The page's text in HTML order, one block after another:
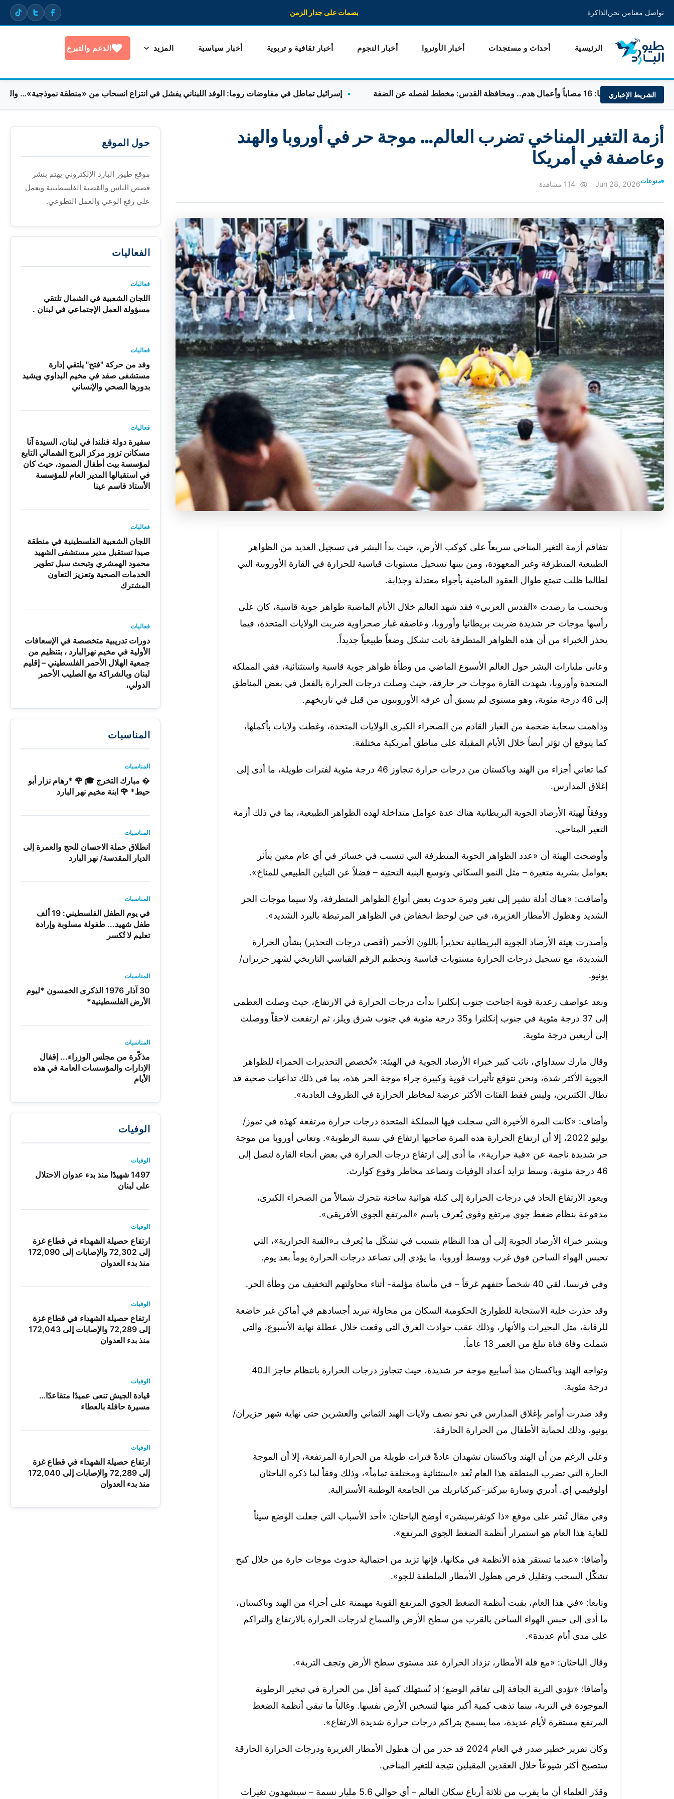
تواصل معنامن نحنالذاكرة بصمات على جدار الزمن
الرئيسية أحداث و مستجدات أخبار الأونروا أخبار النجوم أخبار ثقافية و تربوية أخبار سياسية المزيد الدعم والتبرع
الشريط الإخباري
ومحافظة القدس: مخطط لفصله عن الضفة إسرائيل تماطل في مفاوضات روما: الوفد اللبناني يفشل في انتزاع انسحاب من «منطقة نموذجية»… والجنوبيون
أزمة التغير المناخي تضرب العالم… موجة حر في أوروبا والهند
وعاصفة في أمريكا
منوعاتJun 28, 2026
تتفاقم أزمة التغير المناخي سريعاً على كوكب الأرض، حيث بدأ البشر في تسجيل العديد من الظواهر
الطبيعية المتطرفة وغير المعهودة، ومن بينها تسجيل مستويات قياسية للحرارة في القارة الأوروبية التي
لطالما ظلت تتمتع طوال العقود الماضية بأجواء معتدلة وجذابة.
وبحسب ما رصدت «القدس العربي» فقد شهد العالم خلال الأيام الماضية ظواهر جوية قاسية، كان على
رأسها موجات حر شديدة ضربت بريطانيا وأوروبا، وعاصفة غبار صحراوية ضربت الولايات المتحدة، فيما
يحذر الخبراء من أن هذه الظواهر المتطرفة باتت تشكل وضعاً طبيعياً جديداً.
وعانى مليارات البشر حول العالم الأسبوع الماضي من وطأة ظواهر جوية قاسية واستثنائية، ففي المملكة
المتحدة وأوروبا، شهدت القارة موجات حر حارقة، حيث وصلت درجات الحرارة بالفعل في بعض المناطق
إلى 46 درجة مئوية، وهو مستوى لم يسبق أن عرفه الأوروبيون من قبل في تاريخهم.
وداهمت سحابة ضخمة من الغبار القادم من الصحراء الكبرى الولايات المتحدة، وغطت ولايات بأكملها،
كما يتوقع أن تؤثر أيضاً خلال الأيام المقبلة على مناطق أمريكية مختلفة.
كما تعاني أجزاء من الهند وباكستان من درجات حرارة تتجاوز 46 درجة مئوية لفترات طويلة، ما أدى إلى
إغلاق المدارس.
ووفقاً لهيئة الأرصاد الجوية البريطانية هناك عدة عوامل متداخلة لهذه الظواهر الطبيعية، بما في ذلك أزمة
التغير المناخي.
وأوضحت الهيئة أن «عدد الظواهر الجوية المتطرفة التي تتسبب في خسائر في أي عام معين يتأثر
بعوامل بشرية متغيرة – مثل النمو السكاني وتوسع البنية التحتية – فضلاً عن التباين الطبيعي للمناخ».
وأضافت: «هناك أدلة تشير إلى تغير وتيرة حدوث بعض أنواع الظواهر المتطرفة، ولا سيما موجات الحر
الشديد وهطول الأمطار الغزيرة، في حين لوحظ انخفاض في الظواهر المرتبطة بالبرد الشديد».
وأصدرت هيئة الأرصاد الجوية البريطانية تحذيراً باللون الأحمر (أقصى درجات التحذير) بشأن الحرارة
الشديدة، مع تسجيل درجات الحرارة مستويات قياسية وتحطيم الرقم القياسي التاريخي لشهر حزيران/
يونيو.
وبعد عواصف رعدية قوية اجتاحت جنوب إنكلترا بدأت درجات الحرارة في الارتفاع، حيث وصلت العظمى
إلى 37 درجة مئوية في جنوب إنكلترا و35 درجة مئوية في جنوب شرق ويلز، ثم ارتفعت لاحقاً ووصلت
إلى أربعين درجة مئوية.
وقال مارك سيداواي، نائب كبير خبراء الأرصاد الجوية في الهيئة: «تُخصص التحذيرات الحمراء للظواهر
الجوية الأكثر شدة، ونحن نتوقع تأثيرات قوية وكبيرة جراء موجة الحر هذه، بما في ذلك تداعيات صحية قد
تطال الكثيرين، وليس فقط الفئات الأكثر عرضة لمخاطر الحرارة في الظروف العادية».
وأضاف: «كانت المرة الأخيرة التي سجلت فيها المملكة المتحدة درجات حرارة مرتفعة كهذه في تموز/
يوليو 2022، إلا أن ارتفاع الحرارة هذه المرة صاحبها ارتفاع في نسبة الرطوبة». وتعاني أوروبا من موجة
حر شديدة ناجمة عن «قبة حرارية»، ما أدى إلى ارتفاع درجات الحرارة في بعض أنحاء القارة لتصل إلى
46 درجة مئوية، وسط تزايد أعداد الوفيات وتصاعد مخاطر وقوع كوارث.
ويعود الارتفاع الحاد في درجات الحرارة إلى كتلة هوائية ساخنة تتحرك شمالاً من الصحراء الكبرى،
مدفوعة بنظام ضغط جوي مرتفع وقوي يُعرف باسم «المرتفع الجوي الأفريقي».
ويشير خبراء الأرصاد الجوية إلى أن هذا النظام يتسبب في تشكّل ما يُعرف بـ«القبة الحرارية»، التي
تحبس الهواء الساخن فوق غرب ووسط أوروبا، ما يؤدي إلى تصاعد درجات الحرارة يوماً بعد يوم.
وفي فرنسا، لقي 40 شخصاً حتفهم غرقاً – في مأساة مؤلمة- أثناء محاولتهم التخفيف من وطأة الحر.
وقد حذرت خلية الاستجابة للطوارئ الحكومية السكان من محاولة تبريد أجسادهم في أماكن غير خاضعة
للرقابة، مثل البحيرات والأنهار، وذلك عقب حوادث الغرق التي وقعت خلال عطلة نهاية الأسبوع، والتي
شملت وفاة فتاة تبلغ من العمر 13 عاماً.
وتواجه الهند وباكستان منذ أسابيع موجة حر شديدة، حيث تتجاوز درجات الحرارة بانتظام حاجز الـ40
درجة مئوية.
وقد صدرت أوامر بإغلاق المدارس في نحو نصف ولايات الهند الثماني والعشرين حتى نهاية شهر حزيران/
يونيو، وذلك لحماية الأطفال من الحرارة الحارقة.
وعلى الرغم من أن الهند وباكستان تشهدان عادةً فترات طويلة من الحرارة المرتفعة، إلا أن الموجة
الحارة التي تضرب المنطقة هذا العام تُعد «استثنائية ومختلفة تماماً»، وذلك وفقاً لما ذكره الباحثان
أولوفيمي إي. أديري وسارة بيركنز-كيركباتريك من الجامعة الوطنية الأسترالية.
وفي مقال نُشر على موقع «ذا كونفرسيشن» أوضح الباحثان: «أحد الأسباب التي جعلت الوضع سيئاً
للغاية هذا العام هو استمرار أنظمة الضغط الجوي المرتفع».
وأضافا: «عندما تستقر هذه الأنظمة في مكانها، فإنها تزيد من احتمالية حدوث موجات حارة من خلال كبح
تشكّل السحب وتقليل فرص هطول الأمطار الملطفة للجو».
وتابعا: «في هذا العام، بقيت أنظمة الضغط الجوي المرتفع القوية مهيمنة على أجزاء من الهند وباكستان،
ما أدى إلى حبس الهواء الساخن بالقرب من سطح الأرض والسماح لدرجات الحرارة بالارتفاع والتراكم
على مدى أيام عديدة».
وقال الباحثان: «مع قلة الأمطار، تزداد الحرارة عند مستوى سطح الأرض وتجف التربة».
وأضافا: «تؤدي التربة الجافة إلى تفاقم الوضع؛ إذ تُستهلك كمية أقل من الحرارة في تبخير الرطوبة
الموجودة في التربة، بينما تذهب كمية أكبر منها لتسخين الأرض نفسها. وغالباً ما تبقى أنظمة الضغط
المرتفع مستقرة لأيام عديدة، مما يسمح بتراكم درجات حرارة شديدة الارتفاع».
وكان تقرير خطير صدر في العام 2024 قد حذر من أن هطول الأمطار الغزيرة ودرجات الحرارة الحارقة
ستصبح أكثر شيوعاً خلال العقدين المقبلين نتيجة للتغير المناخي.
وقدّر العلماء أن ما يقرب من ثلاثة أرباع سكان العالم – أي حوالي 5.6 مليار نسمة – سيشهدون تغيرات
حول الموقع
موقع طيور البارد الإلكتروني يهتم بنشر
قصص الناس والقضية الفلسطينية ويعمل
على رفع الوعي والعمل التطوعي.
الفعاليات
فعاليات
اللجان الشعبية في الشمال تلتقي
مسؤولة العمل الإجتماعي في لبنان .
فعاليات
وفد من حركة "فتح" يلتقي إدارة
مستشفى صفد في مخيم البداوي ويشيد
بدورها الصحي والإنساني
فعاليات
سفيرة دولة فنلندا في لبنان، السيدة آنا
مسكانن تزور مركز البرج الشمالي التابع
لمؤسسة بيت أطفال الصمود، حيث كان
في استقبالها المدير العام للمؤسسة
الأستاذ قاسم عينا
فعاليات
اللجان الشعبية الفلسطينية في منطقة
صيدا تستقبل مدير مستشفى الشهيد
محمود الهمشري وتبحث سبل تطوير
الخدمات الصحية وتعزيز التعاون
المشترك
فعاليات
دورات تدريبية متخصصة في الإسعافات
الأولية في مخيم نهرالبارد ، بتنظيم من
جمعية الهلال الأحمر الفلسطيني – إقليم
لبنان وبالشراكة مع الصليب الأحمر
الدولي،
المناسبات
المناسبات
� مبارك التخرج 🎓 🌹 *رهام نزار أبو
حيط* 🌹 ابنة مخيم نهر البارد
المناسبات
انطلاق حملة الاحسان للحج والعمرة إلى
الديار المقدسة/ نهر البارد
المناسبات
في يوم الطفل الفلسطيني: 19 ألف
طفل شهيد... طفولة مسلوبة وإرادة
تعليم لا تُكسر
المناسبات
30 آذار 1976 الذكرى الخمسون *ليوم
الأرض الفلسطينية*
المناسبات
مذكّرة من مجلس الوزراء... إقفال
الإدارات والمؤسسات العامة في هذه
الأيام
الوفيات
الوفيات
1497 شهيدًا منذ بدء عدوان الاحتلال
على لبنان
الوفيات
ارتفاع حصيلة الشهداء في قطاع غزة
إلى 72,302 والإصابات إلى 172,090
منذ بدء العدوان
الوفيات
ارتفاع حصيلة الشهداء في قطاع غزة
إلى 72,289 والإصابات إلى 172,043
منذ بدء العدوان
الوفيات
قيادة الجيش تنعى عميدًا متقاعدًا…
مسيرة حافلة بالعطاء
الوفيات
ارتفاع حصيلة الشهداء في قطاع غزة
إلى 72,289 والإصابات إلى 172,040
منذ بدء العدوان